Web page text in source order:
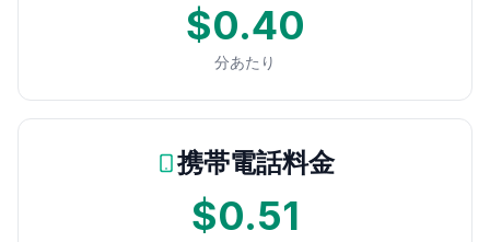
$0.40
分あたり
携帯電話料金
$0.51